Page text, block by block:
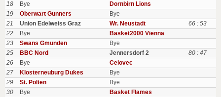
18
Bye
Dornbirn Lions
19
Oberwart Gunners
Bye
21
Union Edelweiss Graz Wr. Neustadt
66 : 53
22
Bye
Basket2000 Vienna
23
Swans Gmunden
Bye
25
BBC Nord Jennersdorf 2
80 : 47
26
Bye
Celovec
27
Klosterneuburg Dukes
Bye
29
St. Polten
Bye
30
Bye
Basket Flames